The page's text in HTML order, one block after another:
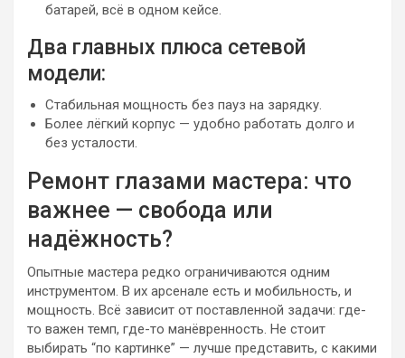
батарей, всё в одном кейсе.
Два главных плюса сетевой
модели:
Стабильная мощность без пауз на зарядку.
Более лёгкий корпус — удобно работать долго и
без усталости.
Ремонт глазами мастера: что
важнее — свобода или
надёжность?
Опытные мастера редко ограничиваются одним
инструментом. В их арсенале есть и мобильность, и
мощность. Всё зависит от поставленной задачи: где-
то важен темп, где-то манёвренность. Не стоит
выбирать “по картинке” — лучше представить, с какими